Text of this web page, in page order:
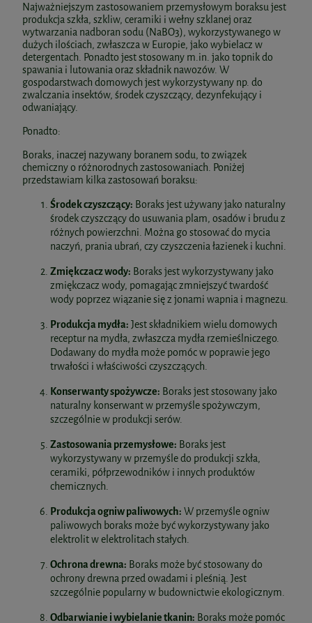
Najważniejszym zastosowaniem przemysłowym boraksu jest
produkcja szkła, szkliw, ceramiki i wełny szklanej oraz
wytwarzania nadboran sodu (NaBO3), wykorzystywanego w
dużych ilościach, zwłaszcza w Europie, jako wybielacz w
detergentach. Ponadto jest stosowany m.in. jako topnik do
spawania i lutowania oraz składnik nawozów. W
gospodarstwach domowych jest wykorzystywany np. do
zwalczania insektów, środek czyszczący, dezynfekujący i
odwaniający.
Ponadto:
Boraks, inaczej nazywany boranem sodu, to związek
chemiczny o różnorodnych zastosowaniach. Poniżej
przedstawiam kilka zastosowań boraksu:
Środek czyszczący: Boraks jest używany jako naturalny
środek czyszczący do usuwania plam, osadów i brudu z
różnych powierzchni. Można go stosować do mycia
naczyń, prania ubrań, czy czyszczenia łazienek i kuchni.
Zmiękczacz wody: Boraks jest wykorzystywany jako
zmiękczacz wody, pomagając zmniejszyć twardość
wody poprzez wiązanie się z jonami wapnia i magnezu.
Produkcja mydła: Jest składnikiem wielu domowych
receptur na mydła, zwłaszcza mydła rzemieślniczego.
Dodawany do mydła może pomóc w poprawie jego
trwałości i właściwości czyszczących.
Konserwanty spożywcze: Boraks jest stosowany jako
naturalny konserwant w przemyśle spożywczym,
szczególnie w produkcji serów.
Zastosowania przemysłowe: Boraks jest
wykorzystywany w przemyśle do produkcji szkła,
ceramiki, półprzewodników i innych produktów
chemicznych.
Produkcja ogniw paliwowych: W przemyśle ogniw
paliwowych boraks może być wykorzystywany jako
elektrolit w elektrolitach stałych.
Ochrona drewna: Boraks może być stosowany do
ochrony drewna przed owadami i pleśnią. Jest
szczególnie popularny w budownictwie ekologicznym.
Odbarwianie i wybielanie tkanin: Boraks może pomóc